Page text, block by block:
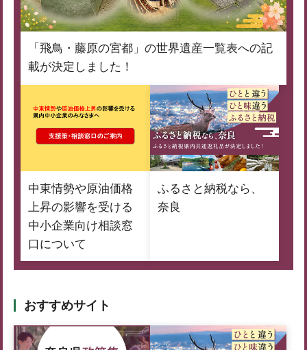
「飛鳥・藤原の宮都」の世界遺産一覧表への記
載が決定しました！
中東情勢や原油価格
上昇の影響を受ける
中小企業向け相談窓
口について
ふるさと納税なら、
奈良
おすすめサイト